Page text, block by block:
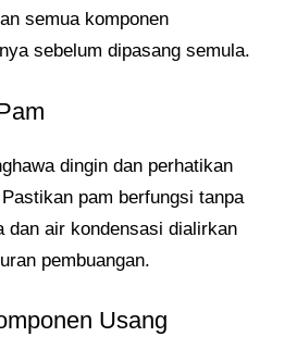
semua komponen
sebelum dipasang semula.
dingin dan perhatikan
pam berfungsi tanpa
dan air kondensasi dialirkan
pembuangan.
Usang